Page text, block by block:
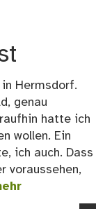
Hermsdorf.
genau
hatte ich
wollen. Ein
ich auch. Dass
voraussehen,